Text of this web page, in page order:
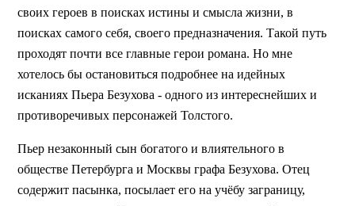
своих героев в поисках истины и смысла жизни, в
поисках самого себя, своего предназначения. Такой путь
проходят почти все главные герои романа. Но мне
хотелось бы остановиться подробнее на идейных
исканиях Пьера Безухова - одного из интереснейших и
противоречивых персонажей Толстого.
Пьер незаконный сын богатого и влиятельного в
обществе Петербурга и Москвы графа Безухова. Отец
содержит пасынка, посылает его на учёбу заграницу,